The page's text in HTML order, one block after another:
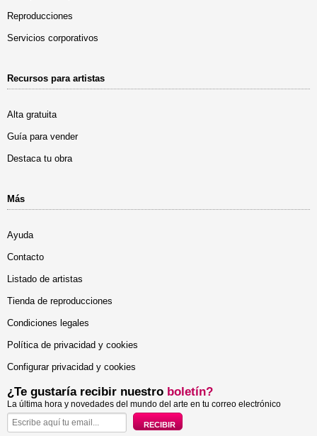
Reproducciones
Servicios corporativos
Recursos para artistas
Alta gratuita
Guía para vender
Destaca tu obra
Más
Ayuda
Contacto
Listado de artistas
Tienda de reproducciones
Condiciones legales
Política de privacidad y cookies
Configurar privacidad y cookies
¿Te gustaría recibir nuestro boletín?
La última hora y novedades del mundo del arte en tu correo electrónico